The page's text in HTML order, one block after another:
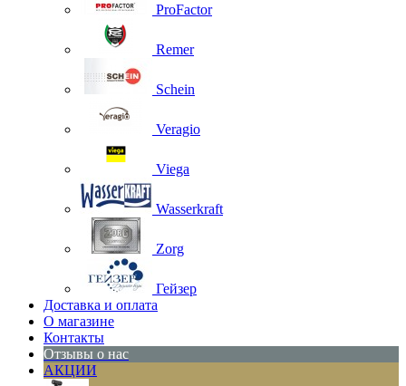
ProFactor
Remer
Schein
Veragio
Viega
Wasserkraft
Zorg
Гейзер
Доставка и оплата
О магазине
Контакты
Отзывы о нас
АКЦИИ